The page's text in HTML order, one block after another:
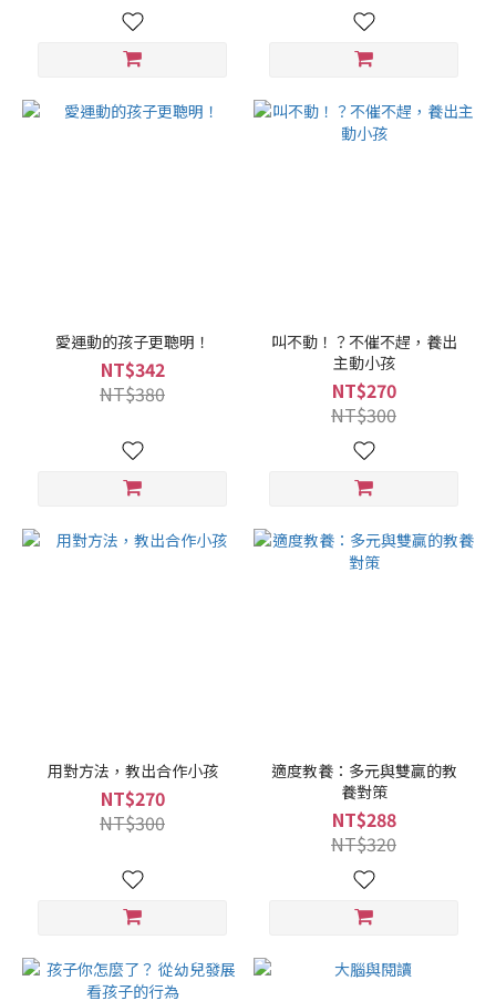
愛運動的孩子更聰明！
NT$342
NT$380
叫不動！？不催不趕，養出
主動小孩
NT$270
NT$300
用對方法，教出合作小孩
NT$270
NT$300
適度教養：多元與雙贏的教
養對策
NT$288
NT$320